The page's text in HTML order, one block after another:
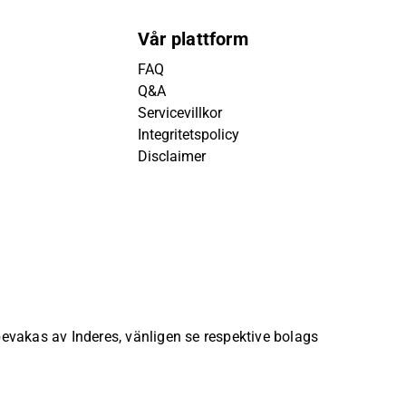
Vår plattform
FAQ
Q&A
Servicevillkor
Integritetspolicy
Disclaimer
av Inderes, vänligen se respektive bolags